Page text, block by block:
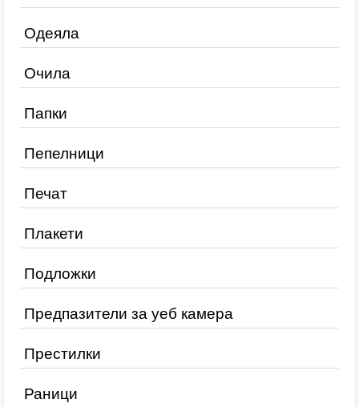
Одеяла
Очила
Папки
Пепелници
Печат
Плакети
Подложки
Предпазители за уеб камера
Престилки
Раници